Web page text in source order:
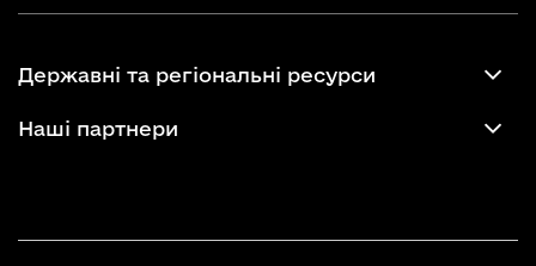
Державні та регіональні ресурси
Наші партнери